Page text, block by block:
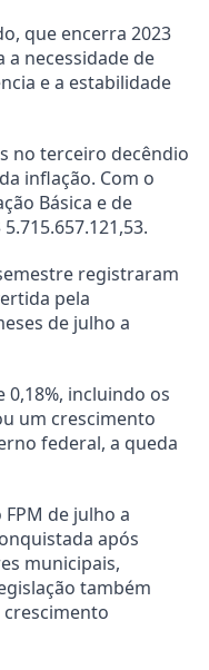
que encerra 2023
necessidade de
e a estabilidade
no terceiro decêndio
inflação. Com o
Básica e de
registraram
pela
de julho a
incluindo os
um crescimento
federal, a queda
de julho a
após
municipais,
também